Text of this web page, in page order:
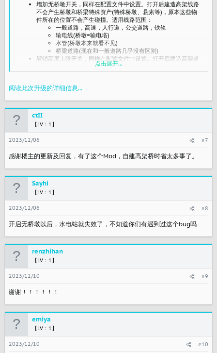
增加无桥墩开关，同样在配置文件中设置。打开后建造高架线路
不会产生桥墩和桥梁特殊资产(特殊桥墩、悬索等)，原本这些物
件所在的位置不会产生碰撞。适用线路范围：
一般道路，高速，人行道，公交道路，铁轨
输电线(桥墩=输电塔)
水管(桥墩本来就看不见)
桥梁道路(现在和一般道路几乎没有区别)
解锁高度上限开关，同样在配置文件中设置。打开后建造高架道
路的高度上限解除。适用道路范围：
一般道路，高速，人行道，公交道路，铁轨，桥梁道路
点击展开...
阅读此次升级的详细信息...
ctII
【LV：1】
2023/12/06 #7
感谢楼主的更新及回复，有了这个Mod，自建高架桥时省太多事了。
Sayhi
【LV：1】
2023/12/06 #8
开启无桥墩以后，水电站就失效了，不知道你们有遇到过这个bug吗
renzhihan
【LV：1】
2023/12/10 #9
谢谢！！！！！！
emiya
【LV：1】
2023/12/10 #10